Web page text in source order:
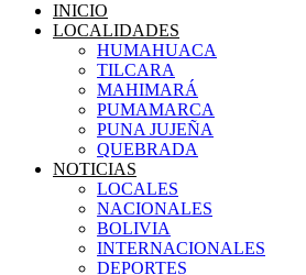
INICIO
LOCALIDADES
HUMAHUACA
TILCARA
MAHIMARÁ
PUMAMARCA
PUNA JUJEÑA
QUEBRADA
NOTICIAS
LOCALES
NACIONALES
BOLIVIA
INTERNACIONALES
DEPORTES